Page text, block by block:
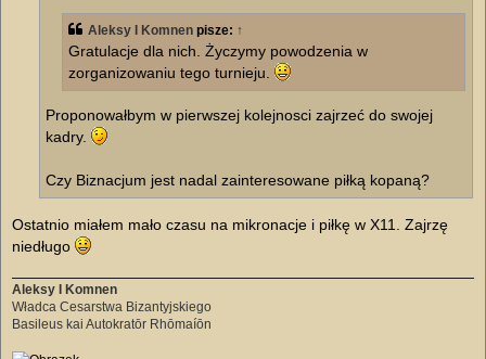
Aleksy I Komnen pisze: ↑
Gratulacje dla nich. Życzymy powodzenia w
zorganizowaniu tego turnieju.
Proponowałbym w pierwszej kolejnosci zajrzeć do swojej
kadry.
Czy Biznacjum jest nadal zainteresowane piłką kopaną?
Ostatnio miałem mało czasu na mikronacje i piłkę w X11. Zajrzę
niedługo
Aleksy I Komnen
Władca Cesarstwa Bizantyjskiego
Basileus kai Autokratōr Rhōmaíōn